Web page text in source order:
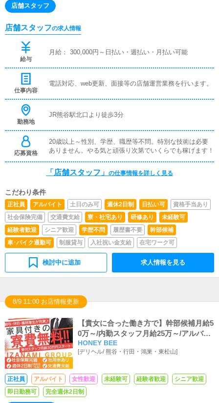
店舗スタッフ
店舗スタッフの求人情報
給与
月給： 300,000円～日払い・週払い・月払い可能
仕事内容
電話対応、web更新、面接等の店舗運営業務を行います。
勤務地
JR熊谷駅北口より徒歩3分
応募資格
20歳以上～性別、学歴、職歴等不問。特別な技術は必要
ありません。やる気と頑張り次第でいくらでも稼げます！
「店舗スタッフ」 の仕事情報を詳しく見る
こだわり条件
正社員 アルバイト 土日のみ可 週休2日制 日払い可
資格手当あり
社会保険完備
交通費支給 寮・社宅あり 研修あり
未経験可
経験者歓迎
シニア歓迎 学歴不問 履歴書不要
幹部候補
車･バイク通勤可
制服貸与 入社祝い金支給 在宅ワーク可
検討中に追加 求人情報を見る
8/9 11:00 お店情報更新
【貴女に合った働き方で】幹部候補月給5
0万～/内勤スタッフ月給25万～/アルバイ
ト時給1,200円～
HONEY BEE
[デリヘル/熊谷・行田・鴻巣・東松山]
正社員 アルバイト 女性歓迎 未経験可 経験者歓迎
シニア歓迎
即日勤務可
完全週休2日制